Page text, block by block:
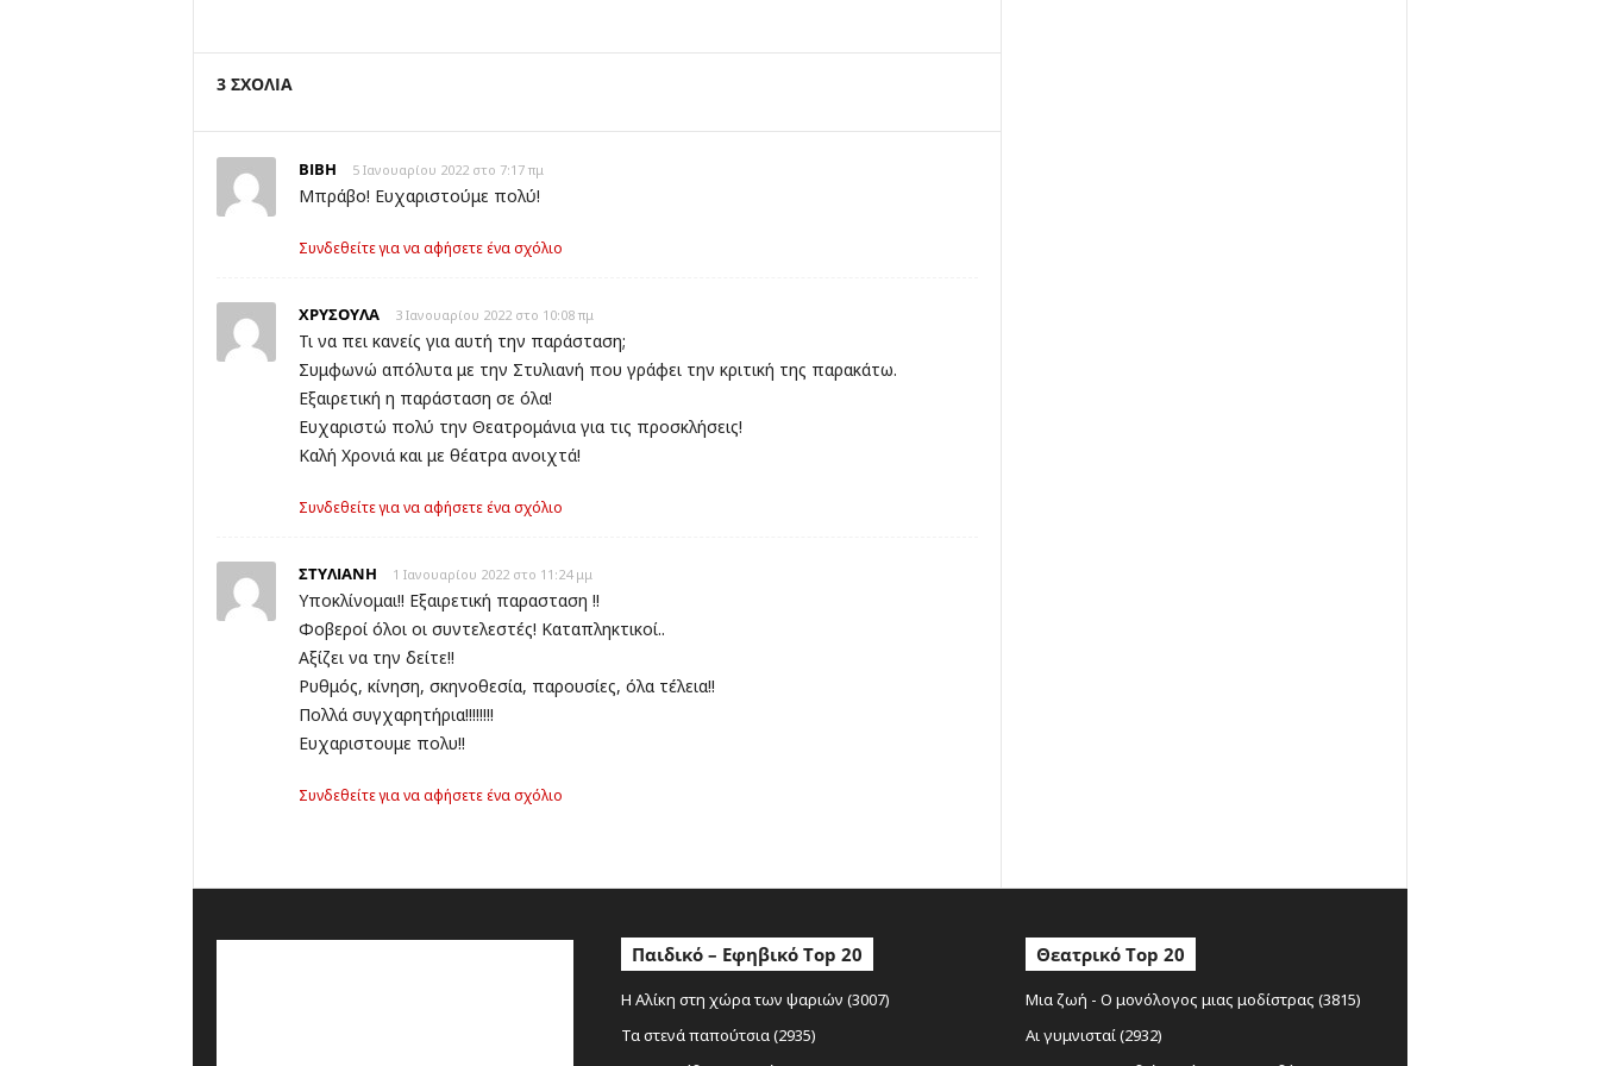
3 ΣΧΟΛΙΑ
ΒΙΒΗ 5 Ιανουαρίου 2022 στο 7:17 πμ
Μπράβο! Ευχαριστούμε πολύ!
Συνδεθείτε για να αφήσετε ένα σχόλιο
ΧΡΥΣΟΥΛΑ 3 Ιανουαρίου 2022 στο 10:08 πμ
Τι να πει κανείς για αυτή την παράσταση;
Συμφωνώ απόλυτα με την Στυλιανή που γράφει την κριτική της παρακάτω.
Εξαιρετική η παράσταση σε όλα!
Ευχαριστώ πολύ την Θεατρομάνια για τις προσκλήσεις!
Καλή Χρονιά και με θέατρα ανοιχτά!
Συνδεθείτε για να αφήσετε ένα σχόλιο
ΣΤΥΛΙΑΝΗ 1 Ιανουαρίου 2022 στο 11:24 μμ
Υποκλίνομαι!! Εξαιρετική παρασταση !!
Φοβεροί όλοι οι συντελεστές! Καταπληκτικοί..
Αξίζει να την δείτε!!
Ρυθμός, κίνηση, σκηνοθεσία, παρουσίες, όλα τέλεια!!
Πολλά συγχαρητήρια!!!!!!!!
Ευχαριστουμε πολυ!!
Συνδεθείτε για να αφήσετε ένα σχόλιο
Παιδικό – Εφηβικό Top 20
Η Αλίκη στη χώρα των ψαριών (3007)
Τα στενά παπούτσια (2935)
Θεατρικό Top 20
Μια ζωή - Ο μονόλογος μιας μοδίστρας (3815)
Αι γυμνισταί (2932)